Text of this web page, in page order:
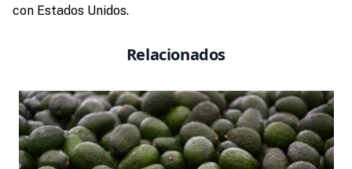
con Estados Unidos.
Relacionados